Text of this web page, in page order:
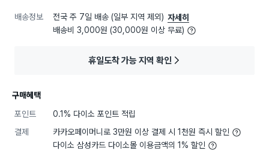
배송정보 전국 주 7일 배송 (일부 지역 제외) 자세히
배송비 3,000원 (30,000원 이상 무료)
휴일도착 가능 지역 확인
구매혜택
포인트
0.1% 다이소 포인트 적립
결제
카카오페이머니로 3만원 이상 결제 시 1천원 즉시 할인
다이소 삼성카드 다이소몰 이용금액의 1% 할인